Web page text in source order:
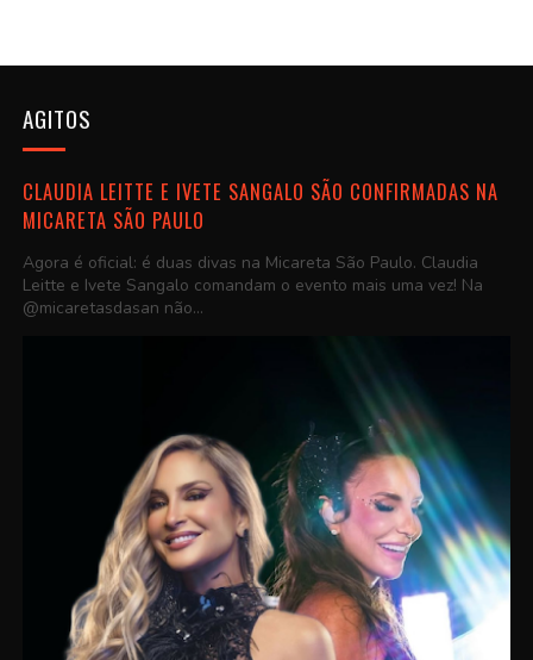
AGITOS
CLAUDIA LEITTE E IVETE SANGALO SÃO CONFIRMADAS NA
MICARETA SÃO PAULO
Agora é oficial: é duas divas na Micareta São Paulo. Claudia
Leitte e Ivete Sangalo comandam o evento mais uma vez! Na
@micaretasdasan não...